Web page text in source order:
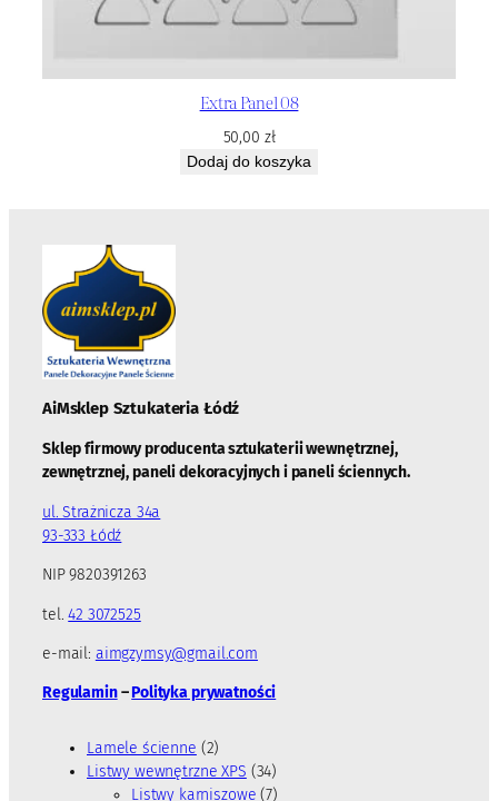
Extra Panel 08
50,00 zł
Dodaj do koszyka
AiMsklep Sztukateria Łódź
Sklep firmowy producenta sztukaterii wewnętrznej,
zewnętrznej, paneli dekoracyjnych i paneli ściennych.
ul. Strażnicza 34a
93-333 Łódź
NIP 9820391263
tel.42 3072525
e-mail: aimgzymsy@gmail.com
Regulamin–Polityka prywatności
Lamele ścienne 22
p
r
Listwy wewnętrzne XPS 343
4
Listwy karniszowe 77